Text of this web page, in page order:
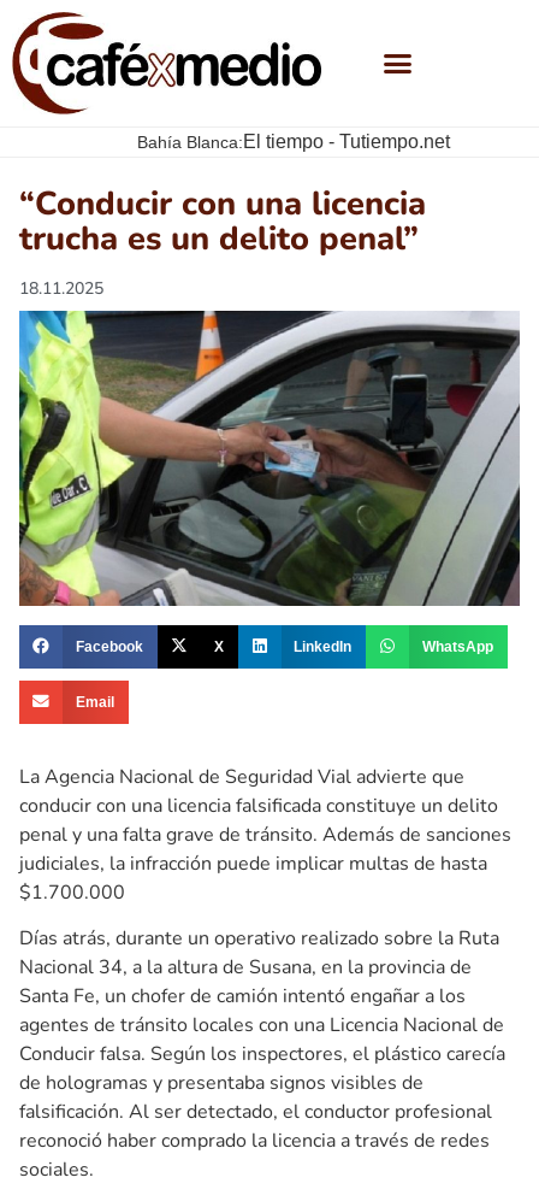
Bahía Blanca:El tiempo - Tutiempo.net
“Conducir con una licencia
trucha es un delito penal”
18.11.2025
Facebook X LinkedIn WhatsApp
Email
La Agencia Nacional de Seguridad Vial advierte que
conducir con una licencia falsificada constituye un delito
penal y una falta grave de tránsito. Además de sanciones
judiciales, la infracción puede implicar multas de hasta
$1.700.000
Días atrás, durante un operativo realizado sobre la Ruta
Nacional 34, a la altura de Susana, en la provincia de
Santa Fe, un chofer de camión intentó engañar a los
agentes de tránsito locales con una Licencia Nacional de
Conducir falsa. Según los inspectores, el plástico carecía
de hologramas y presentaba signos visibles de
falsificación. Al ser detectado, el conductor profesional
reconoció haber comprado la licencia a través de redes
sociales.